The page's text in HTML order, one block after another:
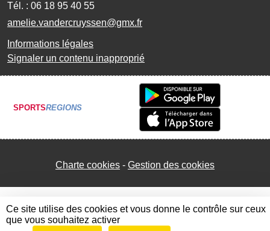
Tél. : 06 18 95 40 55
amelie.vandercruyssen@gmx.fr
Informations légales
Signaler un contenu inapproprié
SPORTSREGIONS
Charte cookies Gestion des cookies
Ce site utilise des cookies et vous donne le contrôle sur ceux
que vous souhaitez activer